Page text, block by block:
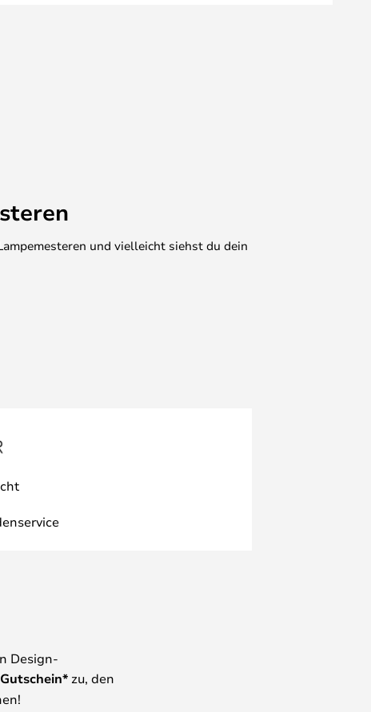
und vielleicht siehst du dein
Design-
zu, den